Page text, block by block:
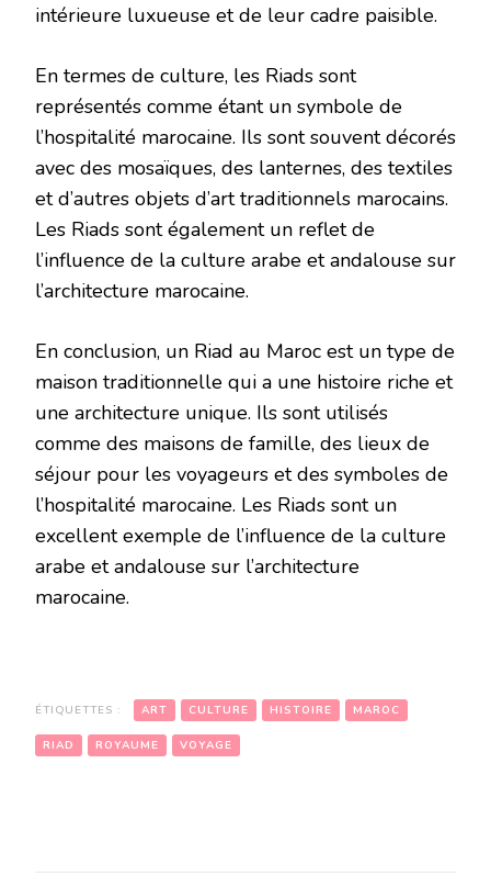
intérieure luxueuse et de leur cadre paisible.
En termes de culture, les Riads sont
représentés comme étant un symbole de
l’hospitalité marocaine. Ils sont souvent décorés
avec des mosaïques, des lanternes, des textiles
et d’autres objets d’art traditionnels marocains.
Les Riads sont également un reflet de
l’influence de la culture arabe et andalouse sur
l’architecture marocaine.
En conclusion, un Riad au Maroc est un type de
maison traditionnelle qui a une histoire riche et
une architecture unique. Ils sont utilisés
comme des maisons de famille, des lieux de
séjour pour les voyageurs et des symboles de
l’hospitalité marocaine. Les Riads sont un
excellent exemple de l’influence de la culture
arabe et andalouse sur l’architecture
marocaine.
ÉTIQUETTES : ART CULTURE HISTOIRE MAROC
RIAD ROYAUME VOYAGE